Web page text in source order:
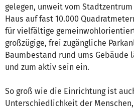
gelegen, unweit vom
Haus auf fast 10.000
für vielfältige
großzügige, frei zugängliche
Baumbestand rund ums Gebäude
und zum aktiv sein ein.
So groß wie die Einrichtung ist
Unterschiedlichkeit der